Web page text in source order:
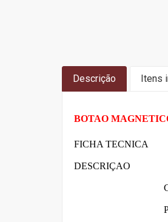
Descrição Itens
BOTAO
FICHA TECNICA
DESCRIÇAO Botão
Cada jogo
Produto de